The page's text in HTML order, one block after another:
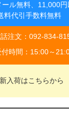
ル無料、11,000
料代引手数料無料
注文：092-834-
付時間：15:00～
新入荷はこちらから